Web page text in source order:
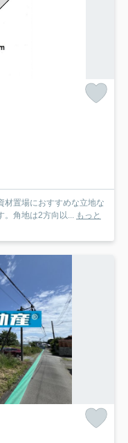
材置場におすすめな立地な
。角地は2方向以... もっと